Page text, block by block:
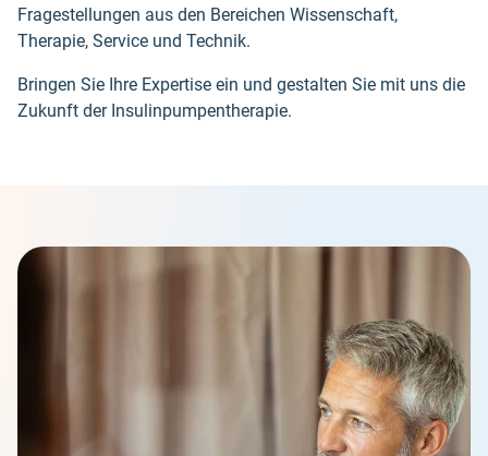
Fragestellungen aus den Bereichen Wissenschaft,
Therapie, Service und Technik.
Bringen Sie Ihre Expertise ein und gestalten Sie mit uns die
Zukunft der Insulinpumpentherapie.